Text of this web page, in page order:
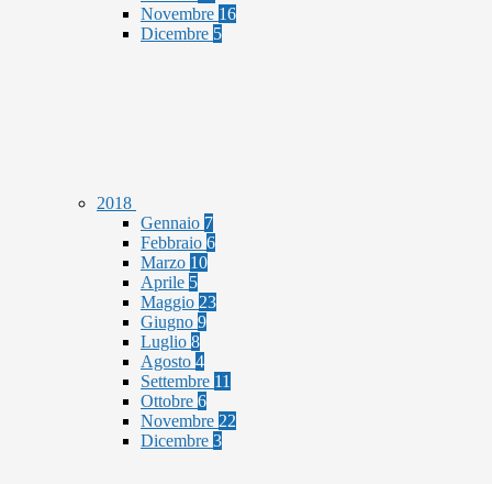
Novembre 16
Dicembre 5
2018
Gennaio 7
Febbraio 6
Marzo 10
Aprile 5
Maggio 23
Giugno 9
Luglio 8
Agosto 4
Settembre 11
Ottobre 6
Novembre 22
Dicembre 3